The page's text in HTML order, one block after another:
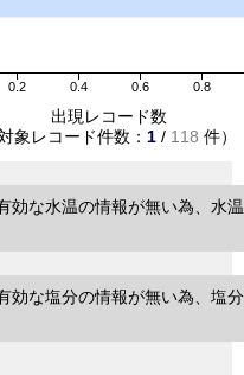
0.2 0.4 0.6 0.8
出現レコード数
対象レコード件数： 1 / 118 件）
効な水温の情報が無い為、水
効な塩分の情報が無い為、塩